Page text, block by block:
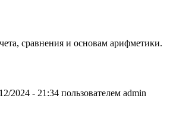
сравнения и основам арифметики.
2024 - 21:34 пользователем admin